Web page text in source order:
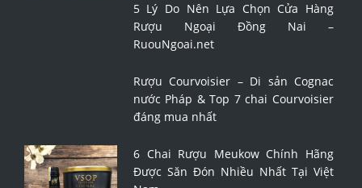
5 Lý Do Nên Lựa Chọn Cửa Hàng
Rượu Ngoại Đồng Nai –
RuouNgoai.net
Rượu Courvoisier – Di sản Cognac
nước Pháp & Top 7 chai Courvoisier
đáng mua nhất
6 Chai Rượu Meukow Chính Hãng
Được Săn Đón Nhiều Nhất Tại Việt